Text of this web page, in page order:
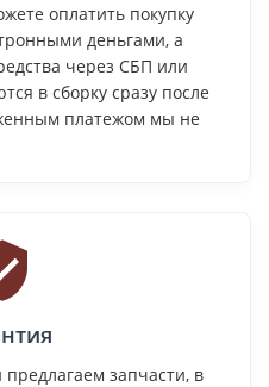
оплатить покупку
деньгами, а
через СБП или
в сборку сразу после
платежом мы не
запчасти, в